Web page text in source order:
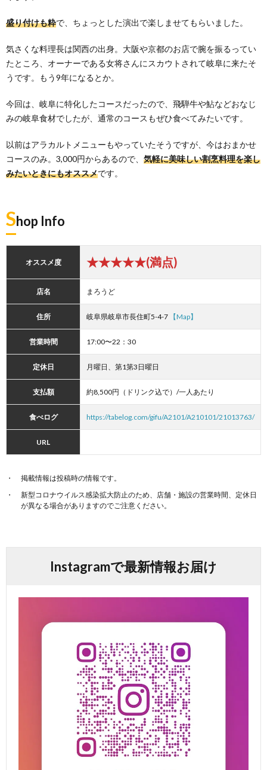
盛り付けも粋で、ちょっとした演出で楽しませてもらいました。
気さくな料理長は関西の出身。大阪や京都のお店で腕を振るってい
たところ、オーナーである女将さんにスカウトされて岐阜に来たそ
うです。もう9年になるとか。
今回は、岐阜に特化したコースだったので、飛騨牛や鮎などおなじ
みの岐阜食材でしたが、通常のコースもぜひ食べてみたいです。
以前はアラカルトメニューもやっていたそうですが、今はおまかせ
コースのみ。3,000円からあるので、 気軽に美味しい割烹料理を楽し
みたいときにもオススメです。
Shop Info
オススメ度 ★★★★★(満点)
店名 まろうど
住所 岐阜県岐阜市長住町5-4-7 【Map】
営業時間 17:00〜22：30
定休日 月曜日、第1第3日曜日
支払額 約8,500円（ドリンク込で）/一人あたり
食べログ https://tabelog.com/gifu/A2101/A210101/21013763/
URL
掲載情報は投稿時の情報です。
新型コロナウイルス感染拡大防止のため、店舗・施設の営業時間、定休日
が異なる場合がありますのでご注意ください。
Instagramで最新情報お届け